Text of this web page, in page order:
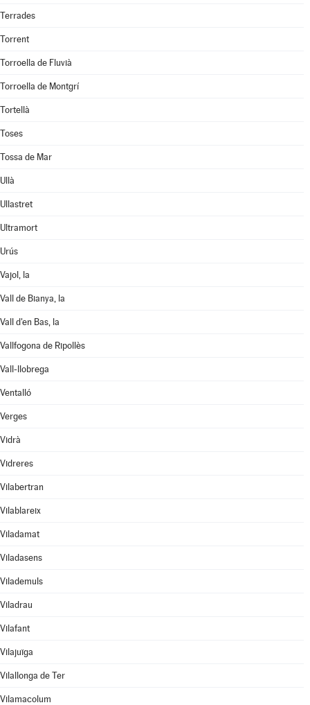
Terrades
Torrent
Torroella de Fluvià
Torroella de Montgrí
Tortellà
Toses
Tossa de Mar
Ullà
Ullastret
Ultramort
Urús
Vajol, la
Vall de Bianya, la
Vall d'en Bas, la
Vallfogona de Ripollès
Vall-llobrega
Ventalló
Verges
Vidrà
Vidreres
Vilabertran
Vilablareix
Viladamat
Viladasens
Vilademuls
Viladrau
Vilafant
Vilajuïga
Vilallonga de Ter
Vilamacolum